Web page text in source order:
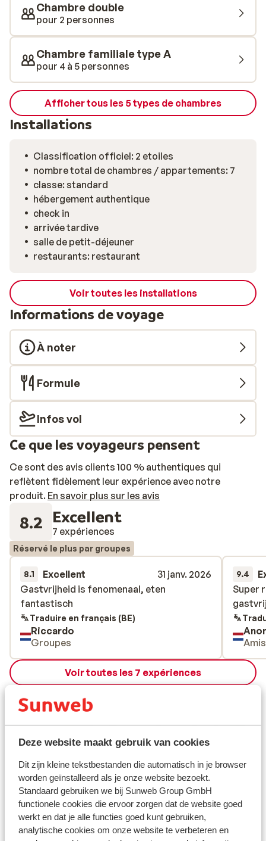
Deze website maakt gebruik van cookies
Dit zijn kleine tekstbestanden die automatisch in je browser
worden geïnstalleerd als je onze website bezoekt.
Standaard gebruiken we bij Sunweb Group GmbH
functionele cookies die ervoor zorgen dat de website goed
werkt en dat je alle functies goed kunt gebruiken,
analytische cookies om onze website te verbeteren en
requis si vous indiquez que vous séjournez au chalet. Si
vous arrivez en dehors des heures d'ouverture du
télésiège, vous devez contacter le chalet. Vous serez
alors pris en charge par une dameuse ou une
motoneige, moyennant un coût de 30 € (par personne
et par trajet). La dameuse ou la motoneige peut être
réservée jusqu'à 23h et à partir de 6h. Si votre arrivée a
lieu en dehors de ces horaires, il vous incombe de
trouver un hébergement pour la nuit. Au télésiège
forfait de ski au guichet des forfaits.
Chambre double
pour 2 personnes
Chambre familiale type A
pour 4 à 5 personnes
Afficher tous les 5 types de chambres
Installations
Classification officiel: 2 etoiles
nombre total de chambres / appartements: 7
classe: standard
hébergement authentique
check in
arrivée tardive
salle de petit-déjeuner
restaurants: restaurant
Voir toutes les installations
Informations de voyage
À noter
Formule
Infos vol
Ce que les voyageurs pensent
Ce sont des avis clients 100 % authentiques qui
reflètent fidèlement leur expérience avec notre
produit. En savoir plus sur les avis
8.2 Excellent
7 expériences
Réservé le plus par groupes
8.1 Excellent
31 janv. 2026
Gastvrijheid is fenomenaal, eten
fantastisch
Gastvrijheid is fenomenaal, eten
fantastisch
Traduire en français (BE)
Riccardo
Groupes
9.4
Super
Super
Amis
Voir toutes les 7 expériences
Emplacement
Afficher sur la carte
À proximité